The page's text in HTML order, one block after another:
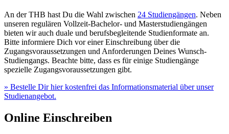
An der THB hast Du die Wahl zwischen 24 Studiengängen. Neben
unseren regulären Vollzeit-Bachelor- und Masterstudiengängen
bieten wir auch duale und berufsbegleitende Studienformate an.
Bitte informiere Dich vor einer Einschreibung über die
Zugangsvoraussetzungen und Anforderungen Deines Wunsch-
Studiengangs. Beachte bitte, dass es für einige Studiengänge
spezielle Zugangsvoraussetzungen gibt.
» Bestelle Dir hier kostenfrei das Informationsmaterial über unser
Studienangebot.
Online Einschreiben